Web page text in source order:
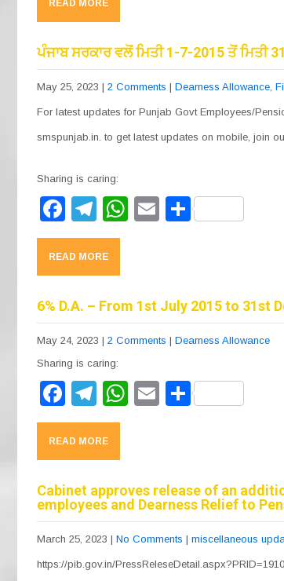
e
b
o
o
k
gr
a
m
A
p
p
READ MORE
ਪੰਜਾਬ ਸਰਕਾਰ ਵਲੋਂ ਮਿਤੀ 1-7-2015 ਤੋਂ ਮਿਤੀ
May 25, 2023 | 2 Comments | Dearness Allowance,
For latest updates for Punjab Govt Employees/
smspunjab.in. to get latest updates on mobile, join
Sharing is caring:
F
a
c
e
b
o
o
k
T
el
e
gr
a
m
W
A
p
E S
READ MORE
6% D.A. – From 1st July 2015 to 31st
May 24, 2023 | 2 Comments | Dearness Allowance
Sharing is caring:
F
a
c
e
b
o
o
k
T
el
e
gr
a
m
W
A
p
p
E S
READ MORE
Cabinet approves release of an
employees and Dearness Relief to
March 25, 2023 | No Comments | miscellaneous
https://pib.gov.in/